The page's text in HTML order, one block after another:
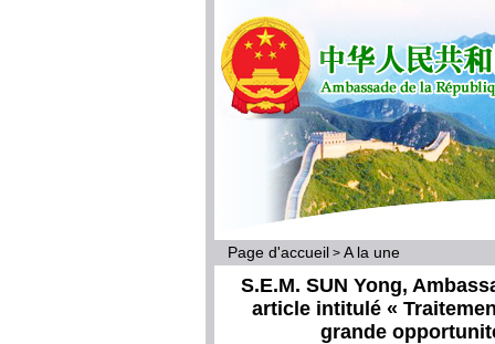
Page d'accueil > A la une
S.E.M. SUN Yong,
article intitulé «
grande